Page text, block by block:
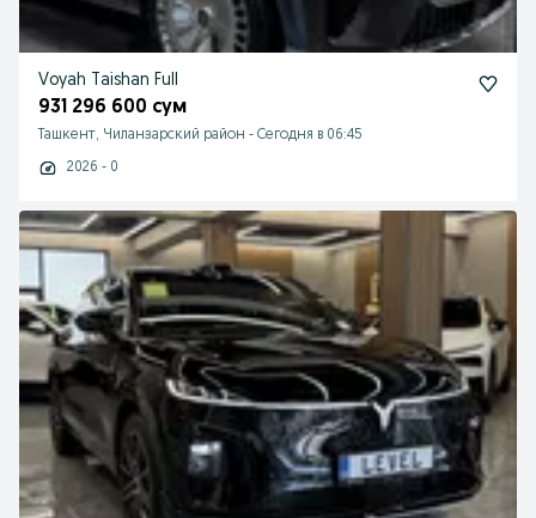
Voyah Taishan Full
931 296 600 сум
Ташкент, Чиланзарский район - Сегодня в 06:45
2026 - 0